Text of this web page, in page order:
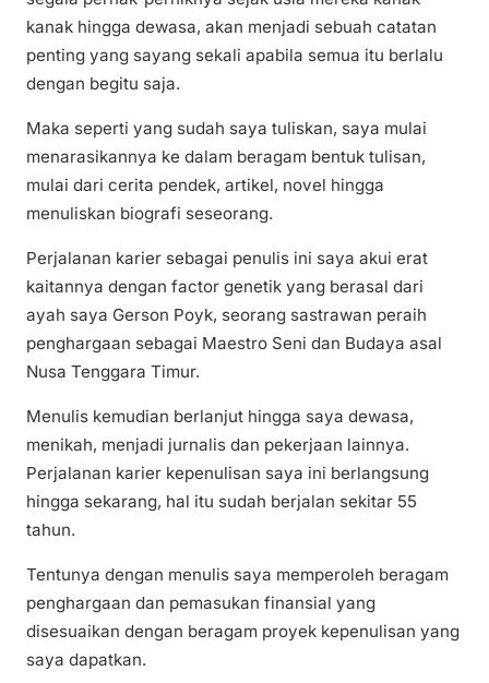
kanak hingga dewasa, akan menjadi sebuah catatan
penting yang sayang sekali apabila semua itu berlalu
dengan begitu saja.
Maka seperti yang sudah saya tuliskan, saya mulai
menarasikannya ke dalam beragam bentuk tulisan,
mulai dari cerita pendek, artikel, novel hingga
menuliskan biografi seseorang.
Perjalanan karier sebagai penulis ini saya akui erat
kaitannya dengan factor genetik yang berasal dari
ayah saya Gerson Poyk, seorang sastrawan peraih
penghargaan sebagai Maestro Seni dan Budaya asal
Nusa Tenggara Timur.
Menulis kemudian berlanjut hingga saya dewasa,
menikah, menjadi jurnalis dan pekerjaan lainnya.
Perjalanan karier kepenulisan saya ini berlangsung
hingga sekarang, hal itu sudah berjalan sekitar 55
tahun.
Tentunya dengan menulis saya memperoleh beragam
penghargaan dan pemasukan finansial yang
disesuaikan dengan beragam proyek kepenulisan yang
saya dapatkan.